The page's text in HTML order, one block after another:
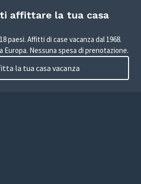
affittare la tua casa
paesi. Affitti di case vacanza dal 1968.
Nessuna spesa di prenotazione.
la tua casa vacanza